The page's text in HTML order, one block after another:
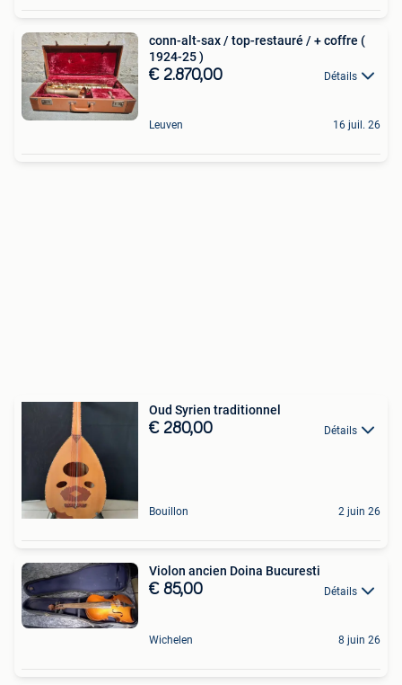
conn-alt-sax / top-restauré / + coffre (
1924-25 )
€ 2.870,00 Détails
Leuven 16 juil. 26
Oud Syrien traditionnel
€ 280,00 Détails
Bouillon 2 juin 26
Violon ancien Doina Bucuresti
€ 85,00 Détails
Wichelen 8 juin 26